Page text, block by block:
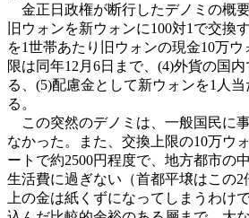
金正日政権が断行したデノミの概
旧ウォンを新ウォンに100対1で交換
を1世帯あたり旧ウォンの現金10万ウ
限は同年12月6日まで、(4)外貨の国
る、(5)配慮金として新ウォンを1人
る。
この突然のデノミは、一般国民に
なかった。また、交換上限の10万ウ
ートで約2500円程度で、地方都市の
生活費に過ぎない（首都平壌はこの2
上の金は紙くずになってしまうわけ